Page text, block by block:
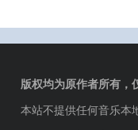
版权均为原作者所有，
本站不提供任何音乐本